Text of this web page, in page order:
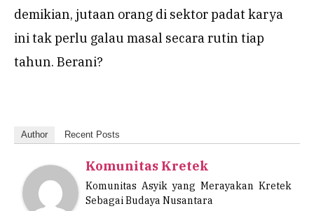
demikian, jutaan orang di sektor padat karya
ini tak perlu galau masal secara rutin tiap
tahun. Berani?
Author Recent Posts
Komunitas Kretek
Komunitas Asyik yang Merayakan Kretek
Sebagai Budaya Nusantara